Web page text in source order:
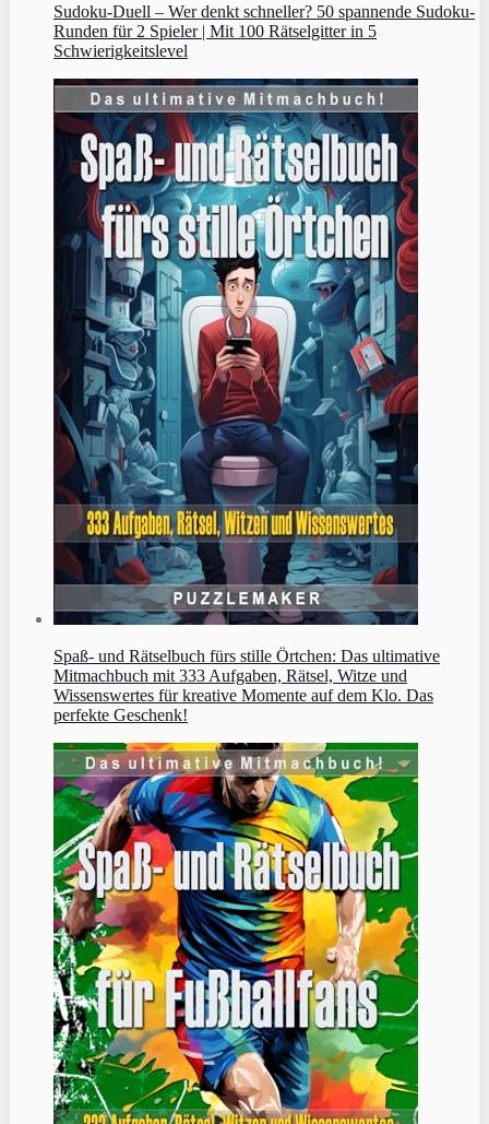
Sudoku‑Duell – Wer denkt schneller? 50 spannende Sudoku-
Runden für 2 Spieler | Mit 100 Rätselgitter in 5
Schwierigkeitslevel
Spaß- und Rätselbuch fürs stille Örtchen: Das ultimative
Mitmachbuch mit 333 Aufgaben, Rätsel, Witze und
Wissenswertes für kreative Momente auf dem Klo. Das
perfekte Geschenk!